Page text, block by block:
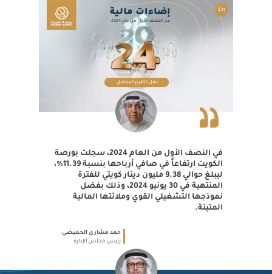
En إضاءات مالية
عن النصف الأول من عام 2024
حمّل التقرير المفصّل
في النصف الأول من العام 2024، سجلت بورصة
الكويت ارتفاعاً في صافي أرباحها بنسبة 11.39%،
ليبلغ حوالي 9.38 مليون دينار كويتي للفترة
المنتهية في 30 يونيو 2024، وذلك بفضل
نموذجها التشغيلي القوي وملائتها المالية
المتينة.
حمد مشاري الحميضي
رئيس مجلس الإدارة